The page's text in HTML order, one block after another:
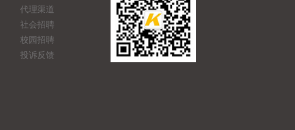
代理渠道
社会招聘
校园招聘
投诉反馈